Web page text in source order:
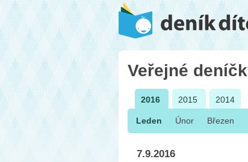
Veřejné
2016 2015 2014
Leden Únor Březen
7.9.2016